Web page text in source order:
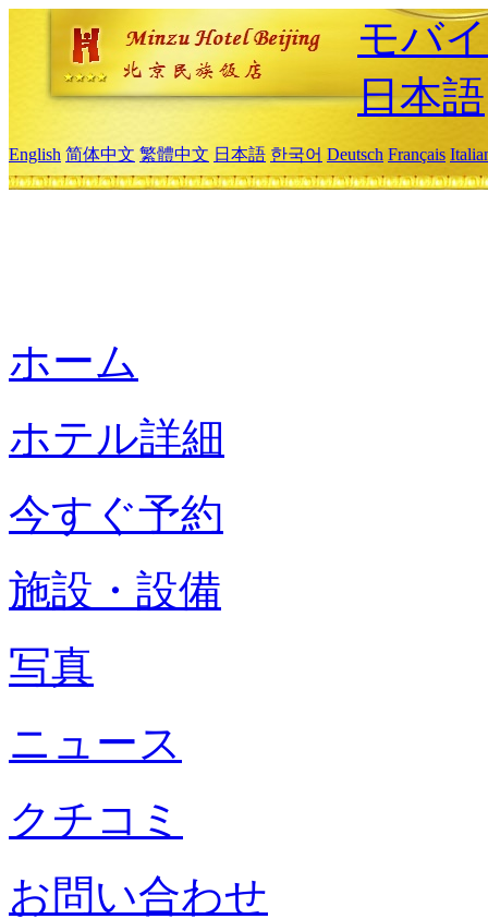
モバ
日本語
English 简体中文 繁體中文 日本語 한국어 Deutsch Français
ホーム
ホテル詳細
今すぐ予約
施設・設備
写真
ニュース
クチコミ
お問い合わせ